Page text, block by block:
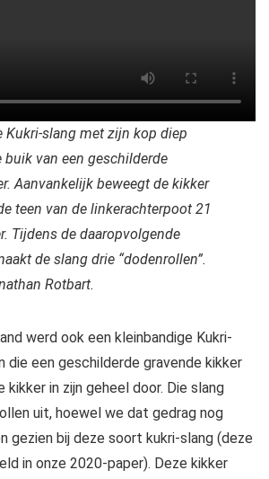
Kukri-slang met zijn kop diep
buik van een geschilderde
Aanvankelijk beweegt de kikker
teen van de linkerachterpoot 21
Tijdens de daaropvolgende
de slang drie “dodenrollen”.
Rotbart.
werd ook een kleinbandige Kukri-
die een geschilderde gravende kikker
kikker in zijn geheel door. Die slang
uit, hoewel we dat gedrag nog
gezien bij deze soort kukri-slang (deze
in onze 2020-paper). Deze kikker